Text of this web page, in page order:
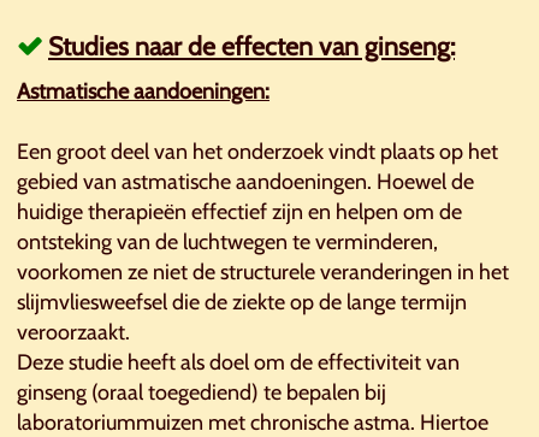
Studies naar de effecten van ginseng:
Astmatische aandoeningen:
Een groot deel van het onderzoek vindt plaats op het
gebied van astmatische aandoeningen. Hoewel de
huidige therapieën effectief zijn en helpen om de
ontsteking van de luchtwegen te verminderen,
voorkomen ze niet de structurele veranderingen in het
slijmvliesweefsel die de ziekte op de lange termijn
veroorzaakt.
Deze studie heeft als doel om de effectiviteit van
ginseng (oraal toegediend) te bepalen bij
laboratoriummuizen met chronische astma. Hiertoe